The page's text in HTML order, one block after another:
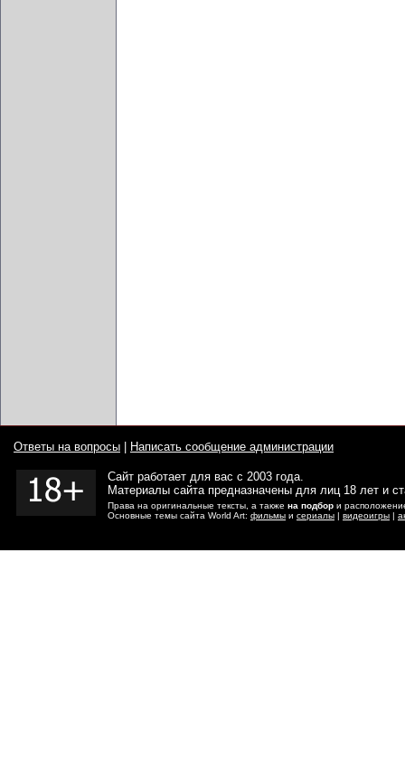
Ответы на вопросы Написать сообщение администрации
Сайт работает для вас с 2003 года.
Материалы сайта предназначены для лиц 18 лет и
Права на оригинальные тексты, а также на подбор и
Основные темы сайта World Art: фильмы и сериалы | видеоигры |